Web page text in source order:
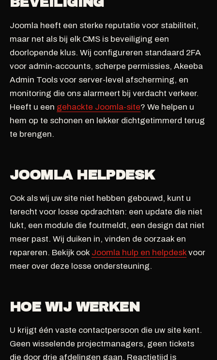
Joomla heeft een sterke reputatie voor stabiliteit,
maar net als bij elk CMS is beveiliging een
doorlopende klus. Wij configureren standaard 2FA
voor admin-accounts, scherpe permissies, Akeeba
Admin Tools voor server-level afscherming, en
monitoring die ons alarmeert bij verdacht verkeer.
Heeft u een gehackte Joomla-site? We helpen u
hem op te schonen en lekker dichtgetimmerd terug
te brengen.
JOOMLA HELPDESK
Ook als wij uw site niet hebben gebouwd, kunt u
terecht voor losse opdrachten: een update die niet
lukt, een module die foutmeldt, een design dat niet
meer past. Wij duiken in, vinden de oorzaak en
repareren. Bekijk ook Joomla hulp en helpdesk voor
meer over deze losse ondersteuning.
HOE WIJ WERKEN
U krijgt één vaste contactpersoon die uw site kent.
Geen wisselende projectmanagers, geen tickets
die door drie afdelingen gaan. Reactietijd is